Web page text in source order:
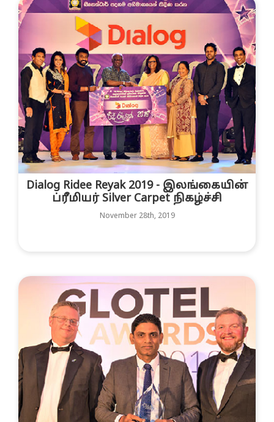
Dialog Ridee Reyak 2019 - இலங்கையின்
ப்ரீமியர் Silver Carpet நிகழ்ச்சி
November 28th, 2019